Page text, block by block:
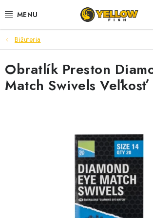
na
NOVINKY 2026
LETNÉ ZĽAVY
HALDORADO
KRMIVÁ,NÁSTRAHY
Bižuteria
Obratlík Preston
Match Swivels Veľkosť